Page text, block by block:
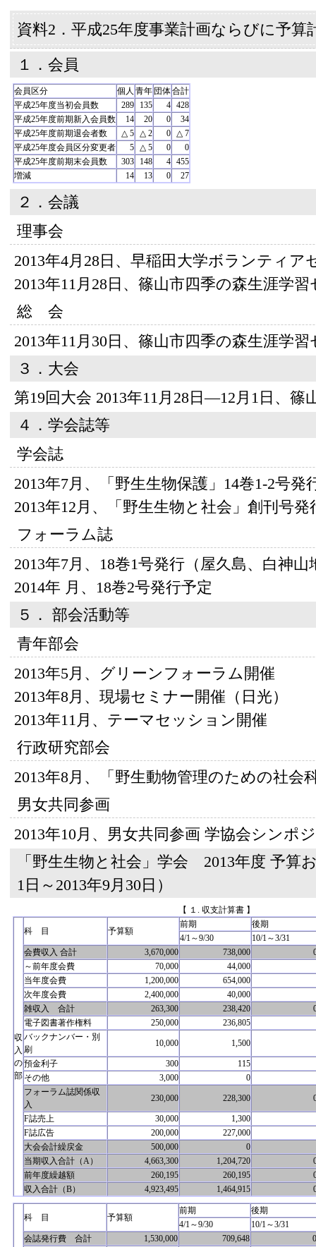
資料2．平成25年度事業計画ならびに予算
１．会員
会員区分 個人 青年 団体合計
平成25年度当初会員数
289 135 4 428
平成25年度前期新入会員数
14 20 0
34
平成25年度前期退会者数
△ 5 △ 2 0
△ 7
平成25年度会員区分変更者
5 △ 5 0
0
平成25年度前期末会員数
303 148 4 455
増減
14 13 0 27
２．会議
理事会
2013年4月28日、早稲田大学ボランティア
2013年11月28日、篠山市四季の森生涯学
総 会
2013年11月30日、篠山市四季の森生涯学
３．大会
第19回大会 2013年11月28日—12月1日、
４．学会誌等
学会誌
2013年7月、「野生生物保護」14巻1-2号発
2013年12月、「野生生物と社会」創刊号発
フォーラム誌
2013年7月、18巻1号発行（屋久島、白神
2014年 月、18巻2号発行予定
５． 部会活動等
青年部会
2013年5月、グリーンフォーラム開催
2013年8月、現場セミナー開催（日光）
2013年11月、テーマセッション開催
行政研究部会
2013年8月、「野生動物管理のための社会
男女共同参画
2013年10月、男女共同参画 学協会シンポ
「野生生物と社会」学会 2013年度 予算
1日～2013年9月30日）
【 １. 収支計算書 】
収
入
の
部
科 目 予算額
前期
後期
4/1～9/30
10/1～3/31
会費収入 合計
3,670,000 738,000
～前年度会費
70,000
44,000
当年度会費
1,200,000
654,000
次年度会費
2,400,000
40,000
雑収入 合計
263,300 238,420
電子図書著作権料
250,000
236,805
バックナンバー・別
刷
10,000 1,500
預金利子 300
115
その他
3,000
0
フォーラム誌関係収
入
230,000 228,300
F誌売上 30,000
1,300
F誌広告
200,000
227,000
大会会計繰戻金
500,000
0
当期収入合計（A）
4,663,300 1,204,720
前年度繰越額
260,195 260,195
収入合計（B）
4,923,495 1,464,915
科 目 予算額
前期
後期
4/1～9/30
10/1～3/31
会誌発行費 合計
1,530,000 709,648
0